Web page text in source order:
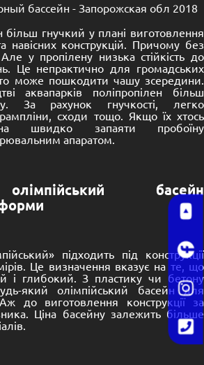
більш гнучкий у плані виготовлення
навісних конструкцій. Причому без
у пропілену низька стійкість до
Це непрактично для громадських
може пошкодити чашу зсередини.
аквапарків поліпропілен більш
За рахунок гнучкості, легко
сходи тощо. Якщо їх хтось
швидко запаяти пробоїну
апаратом.
басейн
підходить під конструкції
Це визначення вказує на те, що
і глибокий. З пластику чи бетону
який олімпійський басейн для
до виготовлення конструкції за
Ціна басейну залежить більше